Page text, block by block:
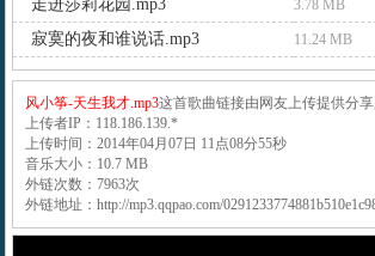
走进莎莉花园.mp3
3.78 MB
寂寞的夜和谁说话.mp3
11.24 MB
风小筝-天生我才.mp3这首歌曲链接由网友上传提供分
上传者IP：118.186.139.*
上传时间：2014年04月07日 11点08分55秒
音乐大小：10.7 MB
外链次数：7963次
外链地址：http://mp3.qqpao.com/